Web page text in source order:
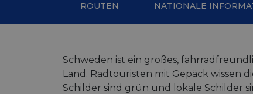
ROUTEN NATIONALE
Schweden ist ein großes,
Land. Radtouristen mit Gepäck wissen
Schilder sind grün und lokale Schilder